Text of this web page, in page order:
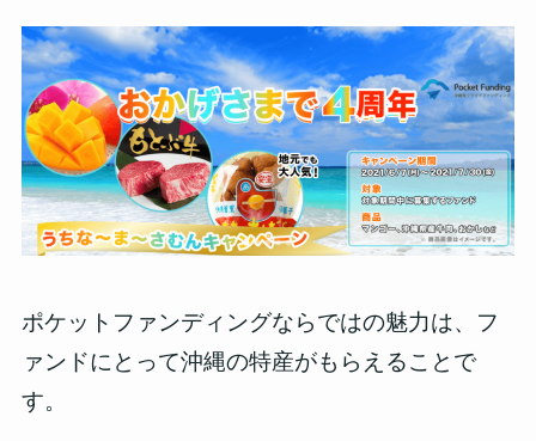
ポケットファンディングならではの魅力は、フ
ァンドにとって沖縄の特産がもらえることで
す。